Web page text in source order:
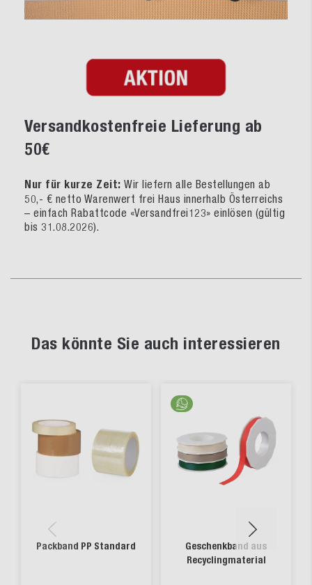
Versandkostenfreie Lieferung ab
50€
Nur für kurze Zeit: Wir liefern alle Bestellungen ab
50,- € netto Warenwert frei Haus innerhalb Österreichs
– einfach Rabattcode «Versandfrei123» einlösen (gültig
bis 31.08.2026).
Das könnte Sie auch interessieren
Packband PP Standard
Geschenkband aus
Recyclingmaterial